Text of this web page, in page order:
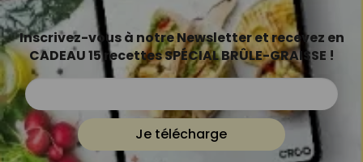
Inscrivez-vous à notre Newsletter et recevez en
CADEAU 15 recettes SPÉCIAL BRÛLE-GRAISSE !
Je télécharge